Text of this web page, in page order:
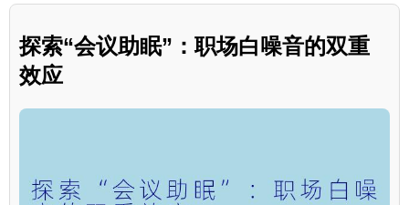
探索“会议助眠”：职场白噪音的双重
效应